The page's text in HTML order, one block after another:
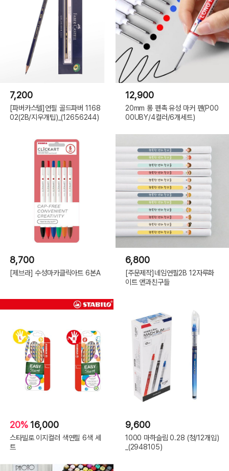
7,200
[파버카스텔]연필 골드파버 1168
02(2B/지우개팁)_(12656244)
12,900
20mm 롱 펜촉 유성 마커 펜(P00
00UBY/4컬러/6개세트)
8,700
[제브라] 수성마카클릭아트 6본A
6,800
[주문제작]네임연필2B 12자루화
이트 앤과친구들
20% 16,000
스타빌로 이지컬러 색연필 6색 세
트
9,600
1000 마하슬림 0.28 (청/12개입)
_(2948105)